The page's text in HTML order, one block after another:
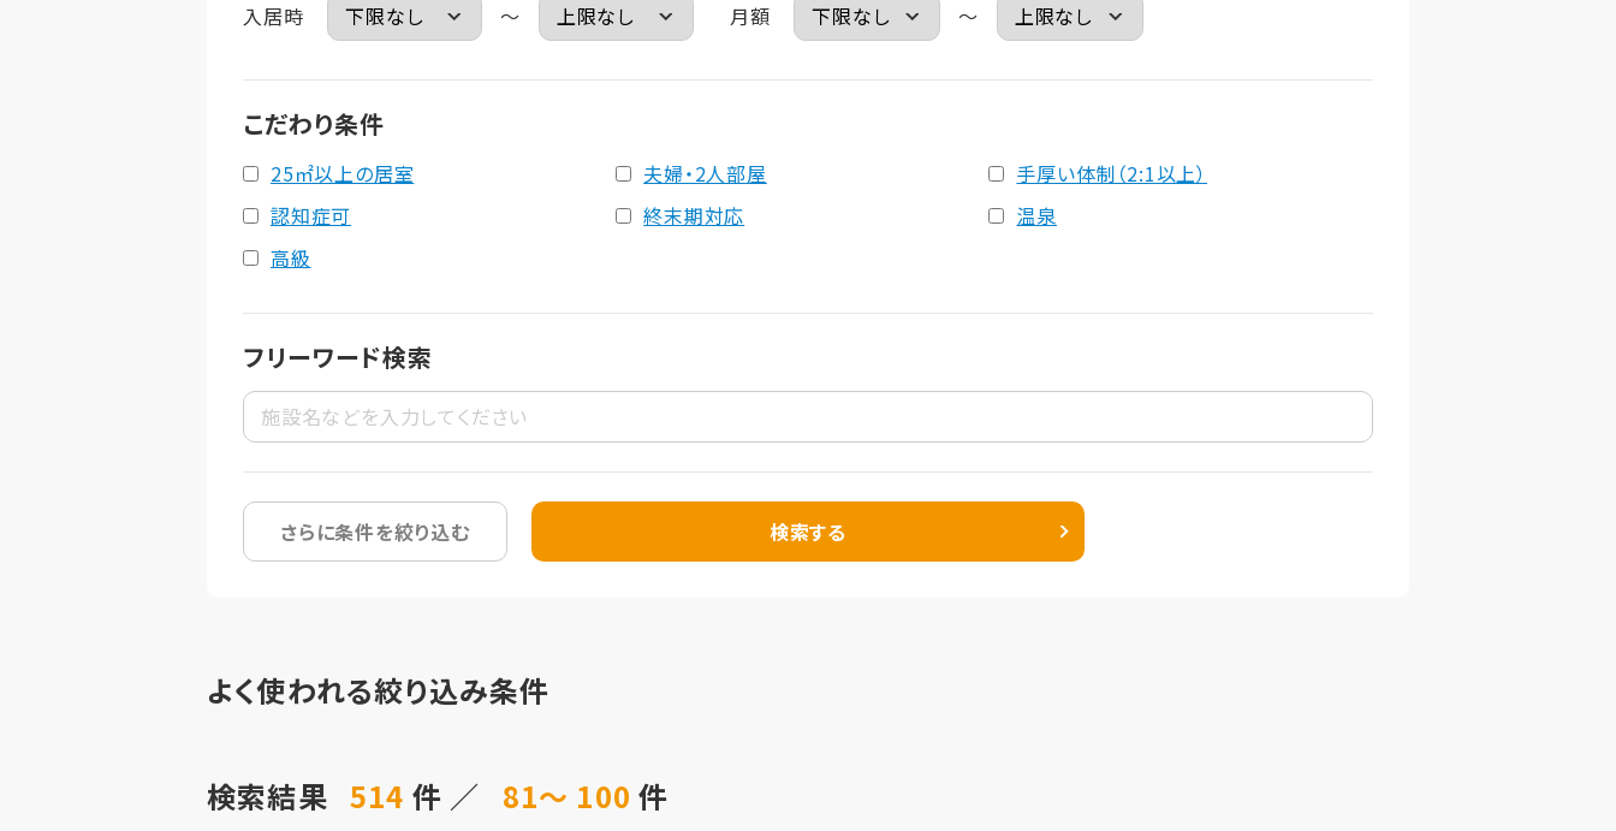
入居時 ～ 月額 ～
こだわり条件
25㎡以上の居室 夫婦・2人部屋
手厚い体制（2:1以上）
認知症可
終末期対応
温泉
高級
フリーワード検索
さらに条件を絞り込む 検索する
よく使われる絞り込み条件
検索結果 514 件 ／ 81～ 100件